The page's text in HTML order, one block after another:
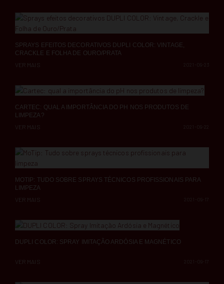
SPRAYS EFEITOS DECORATIVOS DUPLI COLOR: VINTAGE,
CRACKLE E FOLHA DE OURO/PRATA
VER MAIS
CARTEC: QUAL A IMPORTÂNCIA DO PH NOS PRODUTOS DE
LIMPEZA?
VER MAIS
MOTIP: TUDO SOBRE SPRAYS TÉCNICOS PROFISSIONAIS PARA
LIMPEZA
2021-09-17
VER MAIS
DUPLI COLOR: SPRAY IMITAÇÃO ARDÓSIA E MAGNÉTICO
2021-09-17
VER MAIS